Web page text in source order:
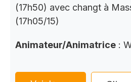
(17h50) avec changt à
(17h05/15)
Animateur/Animatrice :